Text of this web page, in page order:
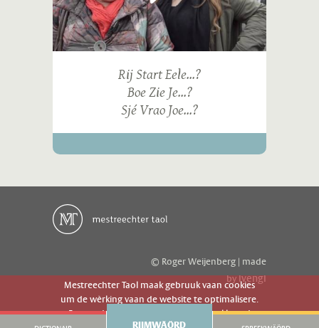
Rij Start Eele...?
Boe Zie Je...?
Sjé Vrao Joe...?
© Roger Weijenberg | made
byivengi
RIJMWÄÖRD
Mestreechter Taol maak gebruuk vaan cookies
um de wèrking vaan de website te optimalisere.
Es geer de website gebruuk gaot g'r akkoord